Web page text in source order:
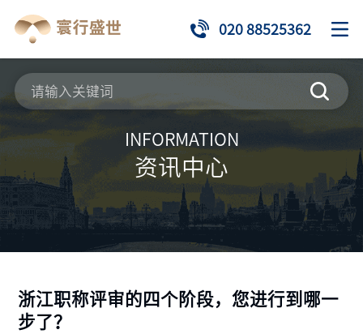
020 88525362
INFORMATION
资讯中心
浙江职称评审的四个阶段，您进行到哪一
步了？